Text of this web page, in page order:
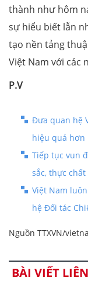
thành như hôm
sự hiểu biết lẫn
tạo nền tảng
Việt Nam với các
P.V
Đưa quan hệ
hiệu quả hơn
Tiếp tục vun
sắc, thực
Việt Nam
hệ Đối tác
Nguồn TTXVN/
BÀI VIẾT